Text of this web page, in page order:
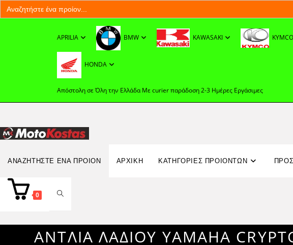
Search
for:
APRILIA BMW KAWASAKI KYMCO
HONDA
Απόστολη σε Όλη την Ελλάδα Με curier παράδοση 2-3 Ημέρες Εργάσιμες
ΑΝΑΖΗΤΉΣΤΕ ΈΝΑ ΠΡΟΊΟΝ
Search
for: ΑΡΧΙΚΉ ΚΑΤΗΓΟΡΙΕΣ ΠΡΟΙΟΝΤΩΝ
0 TOGGLE
WEBSITE
ΑΝΤΛΙΑ ΛΑΔΙΟΥ YAMAHA